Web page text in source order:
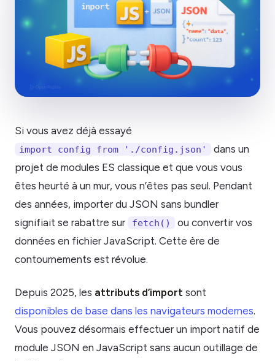
Si vous avez déjà essayé
import config from './config.json'
dans un
projet de modules ES classique et que vous vous
êtes heurté à un mur, vous n’êtes pas seul. Pendant
des années, importer du JSON sans bundler
signifiait se rabattre sur
fetch()
ou convertir vos
données en fichier JavaScript. Cette ère de
contournements est révolue.
Depuis 2025, les attributs d’import sont
disponibles de base dans les navigateurs modernes.
Vous pouvez désormais effectuer un import natif de
module JSON en JavaScript sans aucun outillage de